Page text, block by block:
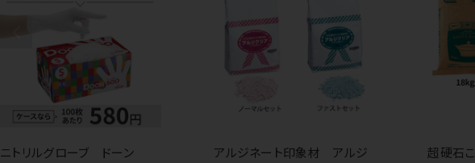
ニトリルグローブ ドーン
アルジネート印象材 アルジ
超硬石